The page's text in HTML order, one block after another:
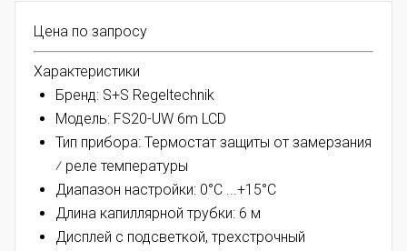
Цена по запросу
Характеристики
Бренд: S+S Regeltechnik
Модель: FS20-UW 6m LCD
Тип прибора: Термостат защиты от замерзания
⁄ реле температуры
Диапазон настройки: 0°C ...+15°C
Длина капиллярной трубки: 6 м
Дисплей с подсветкой, трехстрочный